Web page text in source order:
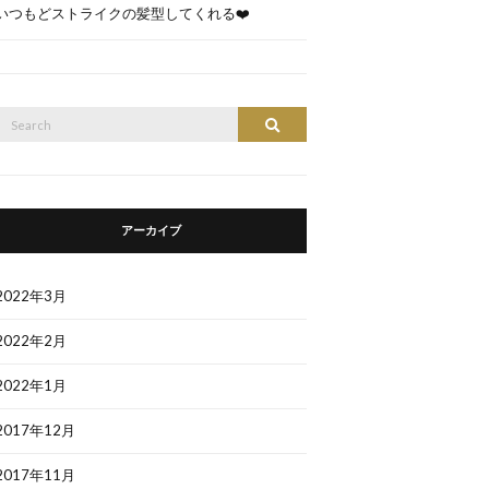
つもどストライクの髪型してくれる❤️
Search
アーカイブ
年3月
年2月
年1月
年12月
年11月